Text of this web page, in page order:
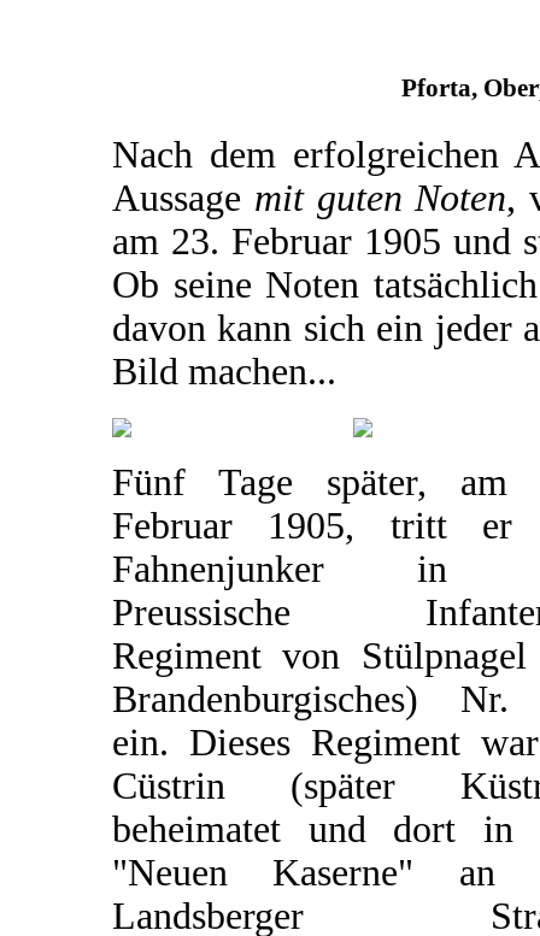
Pforta,
Nach dem erfolgreichen
Aussage mit guten Noten,
am 23. Februar 1905 und
Ob seine Noten
davon kann sich ein jeder
Bild machen...
Fünf Tage später, am
Februar 1905, tritt er
Fahnenjunker in
Preussische
Regiment von
Brandenburgisches)
ein. Dieses Regiment
Cüstrin (später
beheimatet und dort in
"Neuen Kaserne" an
Landsberger